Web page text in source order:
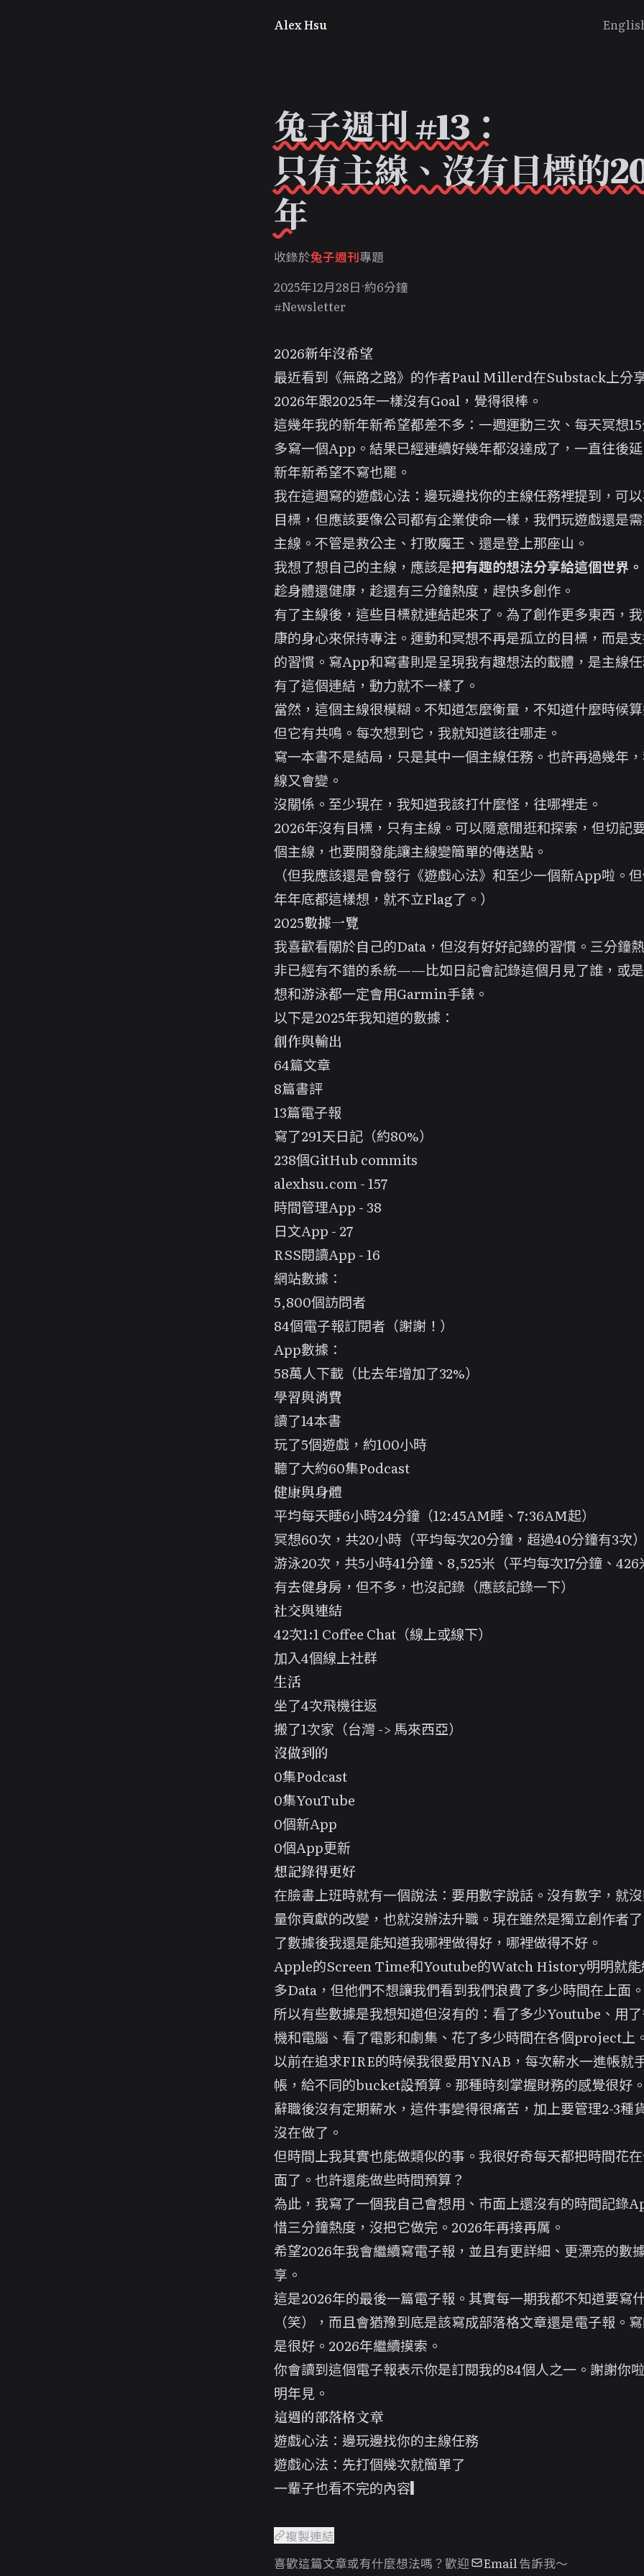
Alex Hsu
兔子週刊 #13：
只有主線、沒有目標的
年
收錄於兔子週刊專題
2025年12月28日 約6分鐘
#Newsletter
2026新年沒希望
最近看到《無路之路》的作者Paul Millerd在Substack上分
2026年跟2025年一樣沒有Goal，覺得很棒。
這幾年我的新年新希望都差不多：一週運動三次、每天冥想
多寫一個App。結果已經連續好幾年都沒達成了，一直往後
新年新希望不寫也罷。
我在這週寫的遊戲心法：邊玩邊找你的主線任務裡提到，可
目標，但應該要像公司都有企業使命一樣，我們玩遊戲還是
主線。不管是救公主、打敗魔王、還是登上那座山。
我想了想自己的主線，應該是把有趣的想法分享給這個世界。
趁身體還健康，趁還有三分鐘熱度，趕快多創作。
有了主線後，這些目標就連結起來了。為了創作更多東西，
康的身心來保持專注。運動和冥想不再是孤立的目標，而是
的習慣。寫App和寫書則是呈現我有趣想法的載體，是主線
有了這個連結，動力就不一樣了。
當然，這個主線很模糊。不知道怎麼衡量，不知道什麼時候
但它有共鳴。每次想到它，我就知道該往哪走。
寫一本書不是結局，只是其中一個主線任務。也許再過幾年
線又會變。
沒關係。至少現在，我知道我該打什麼怪，往哪裡走。
2026年沒有目標，只有主線。可以隨意閒逛和探索，但切記
個主線，也要開發能讓主線變簡單的傳送點。
（但我應該還是會發行《遊戲心法》和至少一個新App啦。
年年底都這樣想，就不立Flag了。）
2025數據一覽
我喜歡看關於自己的Data，但沒有好好記錄的習慣。三分鐘
非已經有不錯的系統——比如日記會記錄這個月見了誰，或
想和游泳都一定會用Garmin手錶。
以下是2025年我知道的數據：
創作與輸出
64篇文章
8篇書評
13篇電子報
寫了291天日記（約80%）
238個GitHub commits
alexhsu.com - 157
時間管理App - 38
日文App - 27
RSS閱讀App - 16
網站數據：
5,800個訪問者
84個電子報訂閱者（謝謝！）
App數據：
58萬人下載（比去年增加了32%）
學習與消費
讀了14本書
玩了5個遊戲，約100小時
聽了大約60集Podcast
健康與身體
平均每天睡6小時24分鐘（12:45AM睡、7:36AM起）
冥想60次，共20小時（平均每次20分鐘，超過40分鐘有3次
游泳20次，共5小時41分鐘、8,525米（平均每次17分鐘、426
有去健身房，但不多，也沒記錄（應該記錄一下）
社交與連結
42次1:1 Coffee Chat（線上或線下）
加入4個線上社群
生活
坐了4次飛機往返
搬了1次家（台灣 -> 馬來西亞）
沒做到的
0集Podcast
0集YouTube
0個新App
0個App更新
想記錄得更好
在臉書上班時就有一個說法：要用數字說話。沒有數字，就
量你貢獻的改變，也就沒辦法升職。現在雖然是獨立創作者
了數據後我還是能知道我哪裡做得好，哪裡做得不好。
Apple的Screen Time和Youtube的Watch History明明就能
多Data，但他們不想讓我們看到我們浪費了多少時間在上面。
所以有些數據是我想知道但沒有的：看了多少Youtube、用
機和電腦、看了電影和劇集、花了多少時間在各個project上
以前在追求FIRE的時候我很愛用YNAB，每次薪水一進帳就
帳，給不同的bucket設預算。那種時刻掌握財務的感覺很好
辭職後沒有定期薪水，這件事變得很痛苦，加上要管理2-3種
沒在做了。
但時間上我其實也能做類似的事。我很好奇每天都把時間花
面了。也許還能做些時間預算？
為此，我寫了一個我自己會想用、市面上還沒有的時間記錄
惜三分鐘熱度，沒把它做完。2026年再接再厲。
希望2026年我會繼續寫電子報，並且有更詳細、更漂亮的數
享。
這是2026年的最後一篇電子報。其實每一期我都不知道要寫
（笑），而且會猶豫到底是該寫成部落格文章還是電子報。
是很好。2026年繼續摸索。
你會讀到這個電子報表示你是訂閱我的84個人之一。謝謝你
明年見。
這週的部落格文章
遊戲心法：邊玩邊找你的主線任務
遊戲心法：先打個幾次就簡單了
一輩子也看不完的內容
複製連結
喜歡這篇文章或有什麼想法嗎？歡迎
Email 告訴我～